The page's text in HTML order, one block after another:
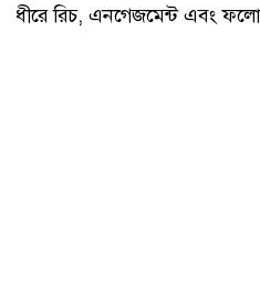
ধীরে রিচ, এনগেজমেন্ট এবং